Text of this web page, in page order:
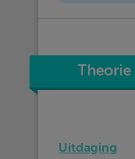
Theorie
Uitdaging